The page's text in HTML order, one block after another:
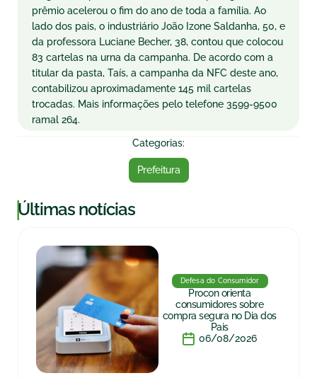
prêmio acelerou o fim do ano de toda a família. Ao
lado dos pais, o industriário João Izone Saldanha, 50, e
da professora Luciane Becher, 38, contou que colocou
83 cartelas na urna da campanha. De acordo com a
titular da pasta, Taís, a campanha da NFC deste ano,
contabilizou aproximadamente 145 mil cartelas
trocadas. Mais informações pelo telefone 3599-9500
ramal 264.
Categorias:
Prefeitura
|Últimas notícias
Defesa do Consumidor
Procon orienta
consumidores sobre
compra segura no Dia dos
Pais
06/08/2026